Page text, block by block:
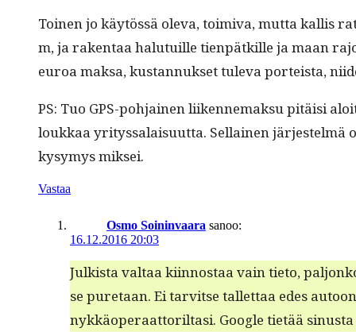
Toinen jo käytössä ole­va, toimi­va, mut­ta kallis
m, ja rak­en­taa halu­tu­ille tien­pätkille ja maan
euroa mak­sa, kus­tan­nuk­set tule­va porteista,
PS: Tuo GPS-poh­jainen liiken­nemak­su pitäisi
loukkaa yri­tys­salaisu­ut­ta. Sel­l­ainen jär­jestelmä
kysymys miksei.
Vastaa
Osmo Soininvaara sanoo:
16.12.2016 20:03
Julk­ista val­taa kiin­nos­taa vain tieto,
se pure­taan. Ei tarvitse tal­let­taa edes
nykkä­op­er­aat­to­ril­tasi. Google tietää